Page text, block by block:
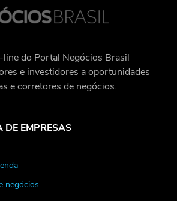
do Portal Negócios Brasil
e investidores a oportunidades
e corretores de negócios.
DE EMPRESAS
negócios